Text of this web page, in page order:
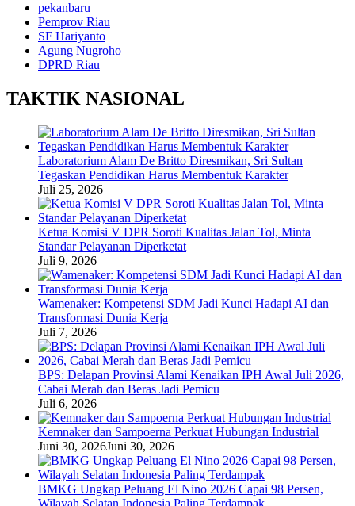
pekanbaru
Pemprov Riau
SF Hariyanto
Agung Nugroho
DPRD Riau
TAKTIK NASIONAL
Laboratorium Alam De Britto Diresmikan, Sri Sultan
Tegaskan Pendidikan Harus Membentuk Karakter
Juli 25, 2026
Ketua Komisi V DPR Soroti Kualitas Jalan Tol, Minta
Standar Pelayanan Diperketat
Juli 9, 2026
Wamenaker: Kompetensi SDM Jadi Kunci Hadapi AI dan
Transformasi Dunia Kerja
Juli 7, 2026
BPS: Delapan Provinsi Alami Kenaikan IPH Awal Juli 2026,
Cabai Merah dan Beras Jadi Pemicu
Juli 6, 2026
Kemnaker dan Sampoerna Perkuat Hubungan Industrial
Juni 30, 2026Juni 30, 2026
BMKG Ungkap Peluang El Nino 2026 Capai 98 Persen,